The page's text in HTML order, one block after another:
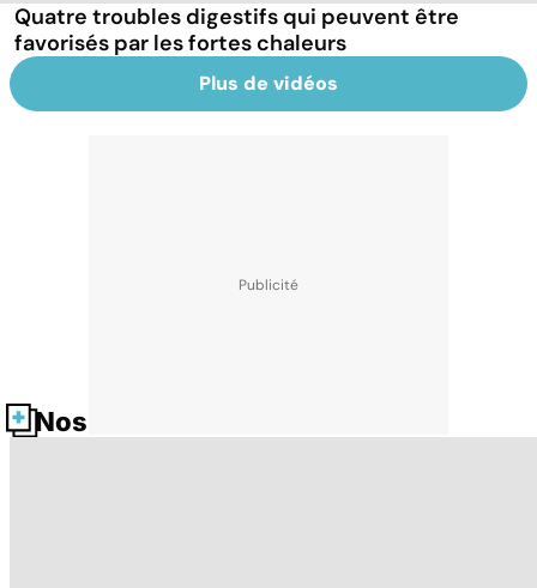
Quatre troubles digestifs qui peuvent être
favorisés par les fortes chaleurs
Plus de vidéos
Nos fiches santé